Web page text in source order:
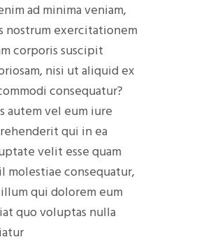
ad minima veniam,
nostrum exercitationem
corporis suscipit
nisi ut aliquid ex
consequatur?
autem vel eum iure
qui in ea
velit esse quam
molestiae consequatur,
qui dolorem eum
quo voluptas nulla